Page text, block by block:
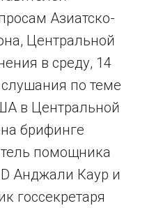
Азиатско-
Центральной
в среду, 14
слушания по теме
в Центральной
брифинге
помощника
Анджали Каур и
госсекретаря